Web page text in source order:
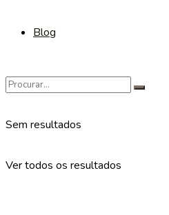
Blog
Sem resultados
Ver todos os resultados